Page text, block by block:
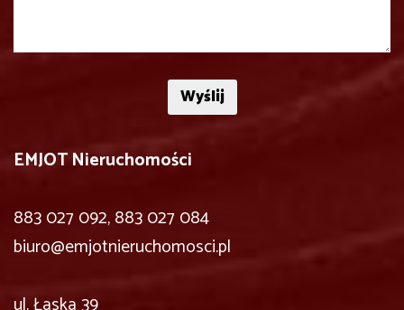
EMJOT Nieruchomości
883 027 092, 883 027 084
biuro@emjotnieruchomosci.pl